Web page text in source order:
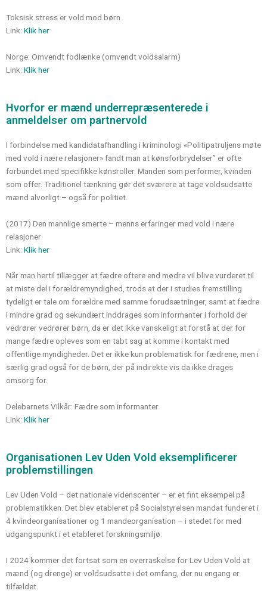
Toksisk stress er vold mod børn
Link: Klik her
Norge: Omvendt fodlænke (omvendt voldsalarm)
Link: Klik her
Hvorfor er mænd underrepræsenterede i
anmeldelser om partnervold
I forbindelse med kandidatafhandling i kriminologi «Politipatruljens møte
med vold i nære relasjoner» fandt man at kønsforbrydelser” er ofte
forbundet med specifikke kønsroller. Manden som performer, kvinden
som offer. Traditionel tænkning gør det sværere at tage voldsudsatte
mænd alvorligt – også for politiet.
(2017) Den mannlige smerte – menns erfaringer med vold i nære
relasjoner
Link: Klik her
Når man hertil tillægger at fædre oftere end mødre vil blive vurderet til
at miste del i forældremyndighed, trods at der i studies fremstilling
tydeligt er tale om forældre med samme forudsætninger, samt at fædre
i mindre grad og sekundært inddrages som informanter i forhold der
vedrører vedrører børn, da er det ikke vanskeligt at forstå at der for
mange fædre opleves som en tabt sag at komme i kontakt med
offentlige myndigheder. Det er ikke kun problematisk for fædrene, men i
særlig grad også for de børn, der på indirekte vis da ikke drages
omsorg for.
Delebarnets Vilkår: Fædre som informanter
Link: Klik her
Organisationen Lev Uden Vold eksemplificerer
problemstillingen
Lev Uden Vold – det nationale videnscenter – er et fint eksempel på
problematikken. Det blev etableret på Socialstyrelsen mandat funderet i
4 kvindeorganisationer og 1 mandeorganisation – i stedet for med
udgangspunkt i et etableret forskningsmiljø.
I 2024 kommer det fortsat som en overraskelse for Lev Uden Vold at
mænd (og drenge) er voldsudsatte i det omfang, der nu engang er
tilfældet.